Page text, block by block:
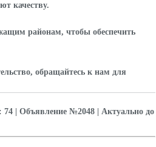
качеству.
районам, чтобы обеспечить
обращайтесь к нам для
| Объявление №2048 | Актуально до